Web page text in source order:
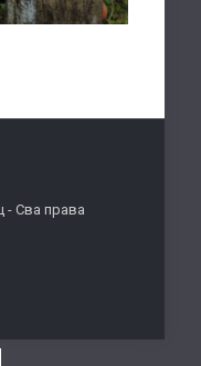
- Сва права